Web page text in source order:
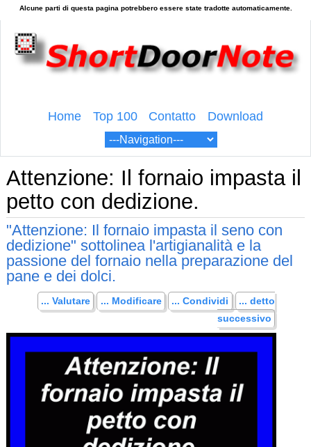
Home Top 100 Contatto Download
Attenzione: Il fornaio impasta il
petto con dedizione.
"Attenzione: Il fornaio impasta il seno con
dedizione" sottolinea l'artigianalità e la
passione del fornaio nella preparazione del
pane e dei dolci.
... Valutare ... Modificare ... Condividi
... detto
successivo